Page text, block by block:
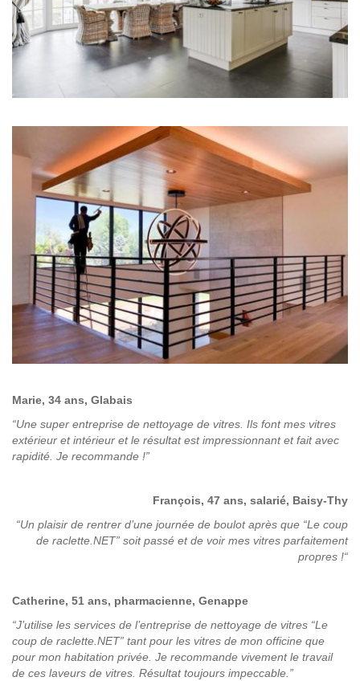
Marie, 34 ans, Glabais
“Une super entreprise de nettoyage de vitres. Ils font mes vitres
extérieur et intérieur et le résultat est impressionnant et fait avec
rapidité. Je recommande !”
François, 47 ans, salarié, Baisy-Thy
“Un plaisir de rentrer d’une journée de boulot après que “Le coup
de raclette.NET” soit passé et de voir mes vitres parfaitement
propres !“
Catherine, 51 ans, pharmacienne, Genappe
“J’utilise les services de l’entreprise de nettoyage de vitres “Le
coup de raclette.NET” tant pour les vitres de mon officine que
pour mon habitation privée. Je recommande vivement le travail
de ces laveurs de vitres. Résultat toujours impeccable.”